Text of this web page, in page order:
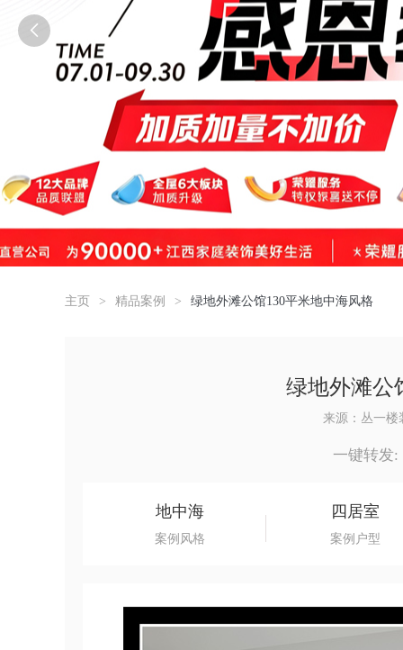

主页 > 精品案例 > 绿地外滩公馆130平米地中海风格
绿地外滩公
来源：丛一楼
一键转发:
地中海
案例风格
四居室
案例户型